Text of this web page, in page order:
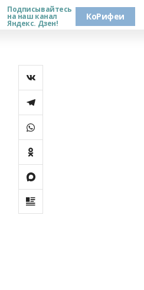
Подписывайтесь
на наш канал
Яндекс. Дзен!
КоРифеи